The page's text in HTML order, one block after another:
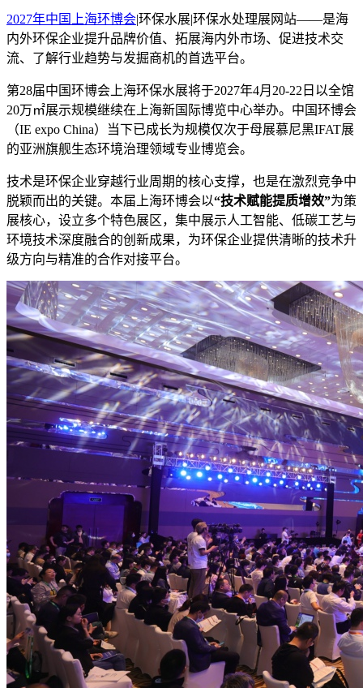
2027年中国上海环博会|环保水展|环保水处理展网站——是海
内外环保企业提升品牌价值、拓展海内外市场、促进技术交
流、了解行业趋势与发掘商机的首选平台。
第28届中国环博会上海环保水展将于2027年4月20-22日以全馆
20万㎡展示规模继续在上海新国际博览中心举办。中国环博会
（IE expo China）当下已成长为规模仅次于母展慕尼黑IFAT展
的亚洲旗舰生态环境治理领域专业博览会。
技术是环保企业穿越行业周期的核心支撑，也是在激烈竞争中
脱颖而出的关键。本届上海环博会以“技术赋能提质增效”为策
展核心，设立多个特色展区，集中展示人工智能、低碳工艺与
环境技术深度融合的创新成果，为环保企业提供清晰的技术升
级方向与精准的合作对接平台。